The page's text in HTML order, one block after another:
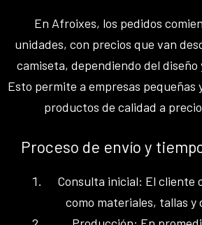
En Afroixes, los pedidos
unidades, con precios que van
camiseta, dependiendo del diseño
Esto permite a empresas pequeñas
productos de calidad a
Proceso de envío y
Consulta inicial: El cliente
como materiales, tallas y